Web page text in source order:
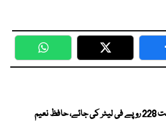
WhatsApp Twitter
پیٹرول کی قیمت 228 روپے فی لیٹر کی جائے، حافظ نعیم